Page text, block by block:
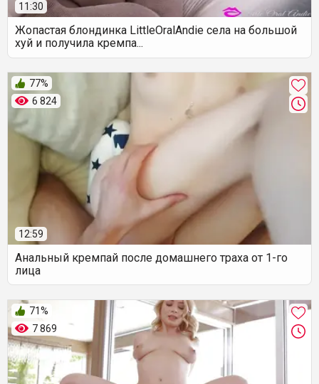
11:30
Жопастая блондинка LittleOralAndie села на большой
хуй и получила кремпа...
6 824
77%
12:59
Анальный кремпай после домашнего траха от 1-го
лица
7 869
71%